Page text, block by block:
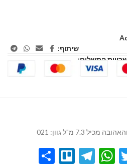
שיתוף:
התשלום:
7.3 מ"ל גוון: 021
Twitter
WhatsApp
Telegram
Trello